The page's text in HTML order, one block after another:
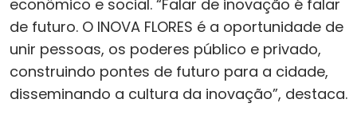
econômico e social. “Falar de inovação é falar
de futuro. O INOVA FLORES é a oportunidade de
unir pessoas, os poderes público e privado,
construindo pontes de futuro para a cidade,
disseminando a cultura da inovação”, destaca.